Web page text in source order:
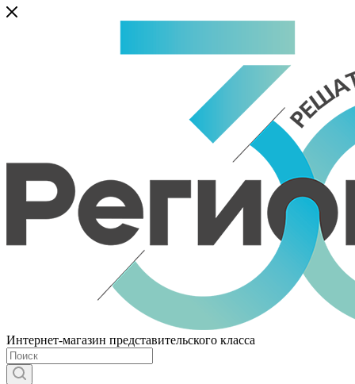
Интернет-магазин представительского класса